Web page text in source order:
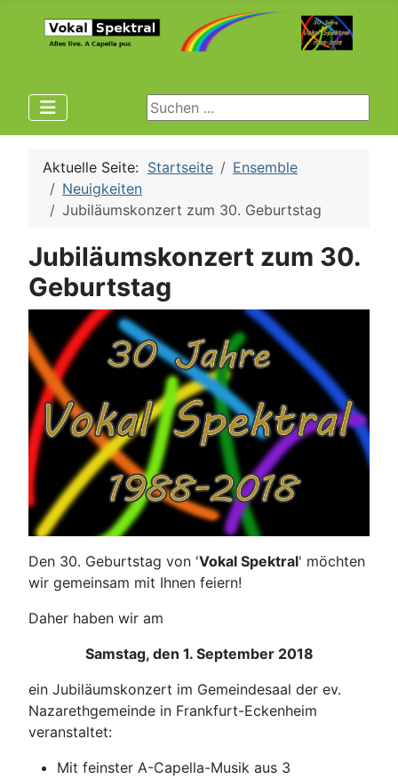
Suchen ...
Aktuelle Seite: Startseite
Ensemble
Neuigkeiten
Jubiläumskonzert zum 30. Geburtstag
Jubiläumskonzert zum 30.
Geburtstag
Den 30. Geburtstag von 'Vokal Spektral' möchten
wir gemeinsam mit Ihnen feiern!
Daher haben wir am
Samstag, den 1. September 2018
ein Jubiläumskonzert im Gemeindesaal der ev.
Nazarethgemeinde in Frankfurt-Eckenheim
veranstaltet:
Mit feinster A-Capella-Musik aus 3